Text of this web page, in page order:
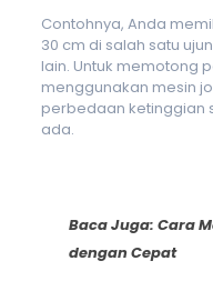
Contohnya, Anda
30 cm di salah satu
lain. Untuk memotong
menggunakan mesin
perbedaan ketinggian
ada.
Baca Juga: Cara
dengan Cepat